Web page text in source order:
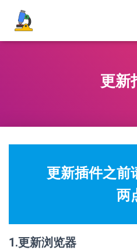
更新
更新插件之前
两
1.更新浏览器